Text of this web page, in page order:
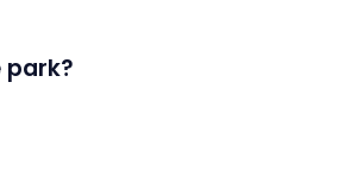
park?